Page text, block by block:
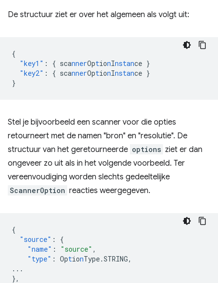
De structuur ziet er over het algemeen als volgt uit:
{
"key1" : { scannerOptionInstance }
"key2" : { scannerOptionInstance }
}
Stel je bijvoorbeeld een scanner voor die opties
retourneert met de namen "bron" en "resolutie". De
structuur van het geretourneerde options ziet er dan
ongeveer zo uit als in het volgende voorbeeld. Ter
vereenvoudiging worden slechts gedeeltelijke
ScannerOption reacties weergegeven.
{
"source" :
{
"name" : "source" ,
"type" : OptionType.STRING,
...
},